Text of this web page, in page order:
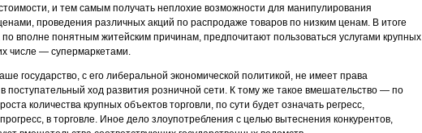
и тем самым получать неплохие возможности для манипулирования
проведения различных акций по распродаже товаров по низким ценам. В итоге
вполне понятным житейским причинам, предпочитают пользоваться услугами крупных
числе — супермаркетами.
государство, с его либеральной экономической политикой, не имеет права
поступательный ход развития розничной сети. К тому же такое вмешательство — по
количества крупных объектов торговли, по сути будет означать регресс,
в торговле. Иное дело злоупотребления с целью вытеснения конкурентов,